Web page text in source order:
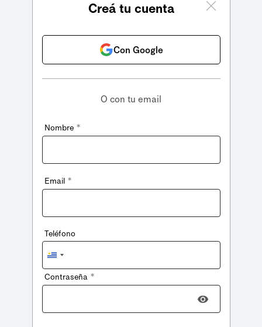
Creá tu cuenta
Con Google
O con tu email
Nombre *
Email *
Teléfono
Uruguay
+598
Contraseña *